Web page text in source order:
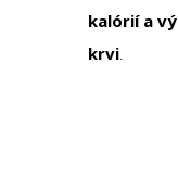
kalórií a
krvi